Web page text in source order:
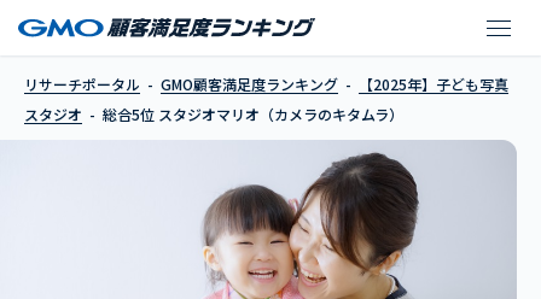
スタジオマリオ（カメ
リサーチポータル GMO顧客満足度ランキング
【2025年】子ども写真
スタジオ
総合5位 スタジオマリオ（カメラのキタムラ）